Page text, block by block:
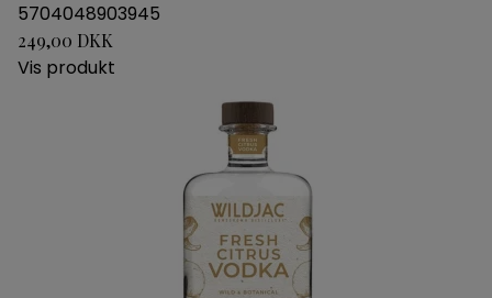
5704048903945
249,00 DKK
Vis produkt